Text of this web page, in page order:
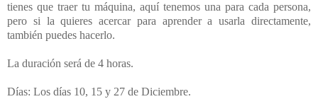
tienes que traer tu máquina, aquí tenemos una para cada persona,
pero si la quieres acercar para aprender a usarla directamente,
también puedes hacerlo.
La duración será de 4 horas.
Días: Los días 10, 15 y 27 de Diciembre.